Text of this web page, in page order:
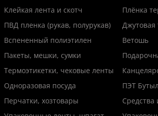
Клейкая лента и скотч
Плёнка
ПВД пленка (рукав, полурукав)
Джутовая
Вспененный полиэтилен
Ветошь
Пакеты, мешки, сумки
Термоэтикетки, чековые ленты
Одноразовая посуда
ПЭТ
Перчатки, хозтовары